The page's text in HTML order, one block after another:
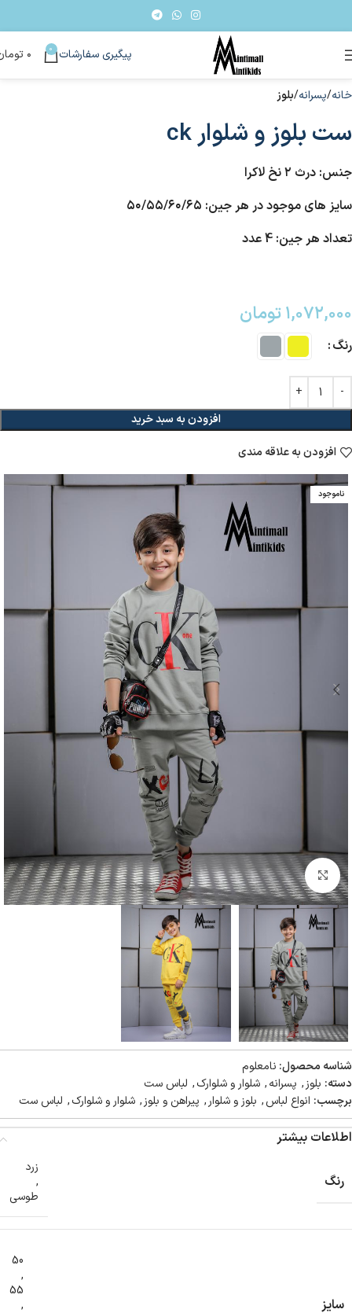
پیگیری سفارشات 0 ۰
خانه پسرانه بلوز
ست بلوز و شلوار ck
جنس: درث ۲ نخ لاکرا
سایز های موجود در هر جین: ۵۰/۵۵/۶۰/۶۵
تعداد هر جین: 4 عدد
۱,۰۷۲,۰۰۰تومان
رنگ
افزودن به سبد خرید
افزودن به علاقه مندی
ناموجود
بزرگنمایی تصویر
شناسه محصول: نامعلوم
دسته: بلوز, پسرانه, شلوار و شلوارک, لباس ست
برچسب: انواع لباس, بلوز و شلوار , پیراهن و بلوز, شلوار و شلوارک, لباس ست
اطلاعات بیشتر
رنگ
زرد
,
طوسی
سایز
50
,
55
,